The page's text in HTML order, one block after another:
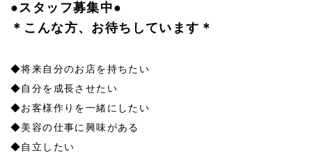
●スタッフ募集中●
＊こんな方、お待ちしています＊
◆将来自分のお店を持ちたい
◆自分を成長させたい
◆お客様作りを一緒にしたい
◆美容の仕事に興味がある
◆自立したい